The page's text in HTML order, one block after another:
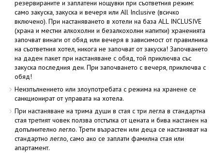
резервираните и заплатени нощувки при съответния режим:
само закуска, закуска и вечеря или All Inclusive (всичко
включено). При настаняването в хотели на база ALL INCLUSIVE
(храна и местни алкохолни и безалкохолни напитки) храненията
започват винаги от обяд или вечеря в зависимост от правилника
на съответния хотел, никога не започват от закуска! Започването
на даден пакет при настаняване с обяд, той приключва със
закуска последния ден. При започването с вечеря, приключва с
обяд!
Неизпълнението или злоупотребата с режима на хранене се
санкционират от управата на хотела.
При настаняване на трима души в стая с три легла в стандартна
стая третият човек ползва отстъпка от цената и бива настанен на
допълнително легло. Трети възрастен или деца се настаняват на
стандартно легло, само ако се заплати фамилна стая или
апартамент.